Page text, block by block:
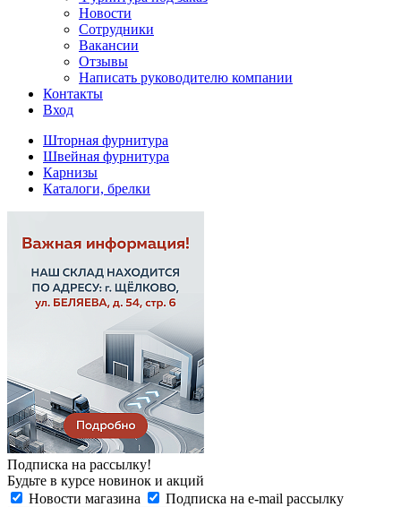
Новости
Сотрудники
Вакансии
Отзывы
Написать руководителю компании
Контакты
Вход
Шторная фурнитура
Швейная фурнитура
Карнизы
Каталоги, брелки
Подписка на рассылку!
Будьте в курсе новинок и акций
Новости магазина
Подписка на e-mail рассылку